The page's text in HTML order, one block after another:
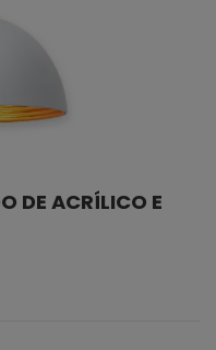
DE ACRÍLICO E